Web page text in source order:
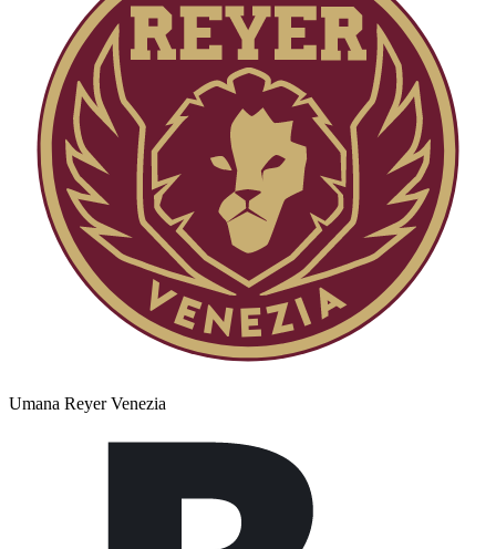
Umana Reyer Venezia